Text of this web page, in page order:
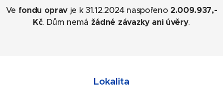
Ve fondu opravje k 31.12.2024 naspořeno 2.009.937,-
Kč. Dům nemá žádné závazky ani úvěry.
Lokalita